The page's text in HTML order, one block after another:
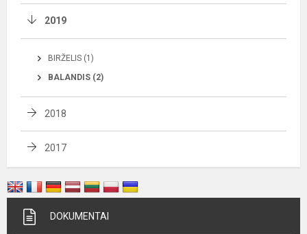
2019
BIRŽELIS (1)
BALANDIS (2)
2018
2017
DOKUMENTAI